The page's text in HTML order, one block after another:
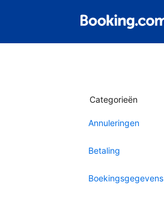
Categorieën
Annuleringen
Betaling
Boekingsgegevens